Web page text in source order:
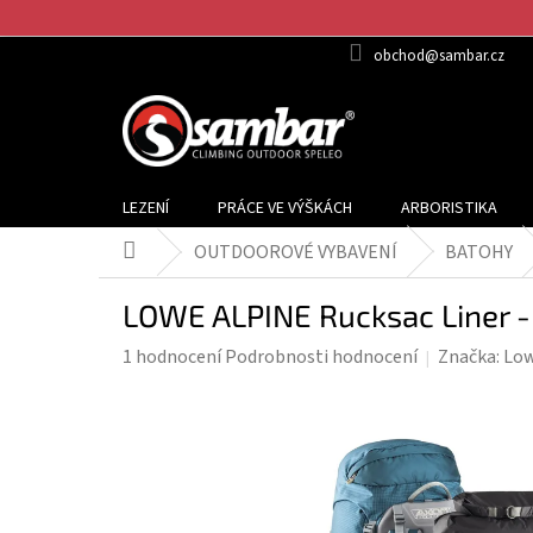
na
obchod@sambar.cz
LEZENÍ PRÁCE VE VÝŠKÁCH ARBORISTIKA
Domů OUTDOOROVÉ VYBAVENÍ BATOHY
LOWE ALPINE Rucksac Liner
Průměrné
1 hodnoceníPodrobnosti hodnocení Značka: